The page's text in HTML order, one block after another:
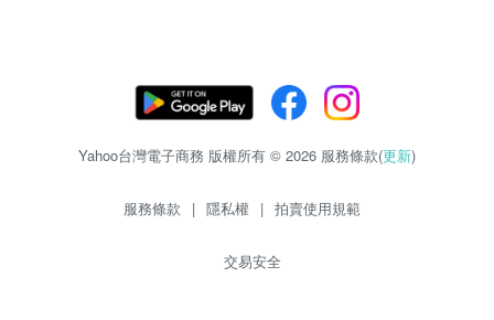
Yahoo台灣電子商務 版權所有 © 2026 服務條款(更新)
服務條款 | 隱私權 | 拍賣使用規範
交易安全